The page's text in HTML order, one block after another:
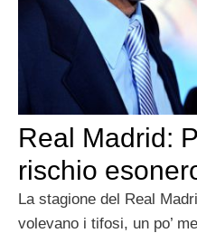
Real Madrid:
rischio
La stagione del Real
volevano i tifosi, un po’